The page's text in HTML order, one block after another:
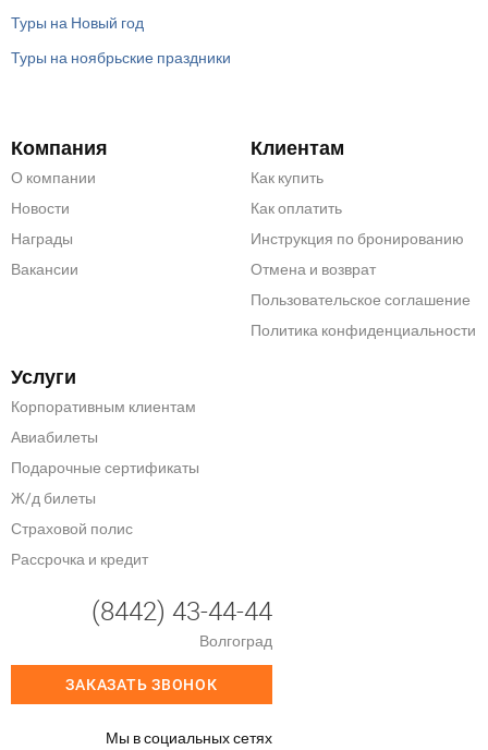
Туры на Новый год
Туры на ноябрьские праздники
Компания
О компании
Новости
Награды
Вакансии
Клиентам
Как купить
Как оплатить
Инструкция по бронированию
Отмена и возврат
Пользовательское соглашение
Политика конфиденциальности
Услуги
Корпоративным клиентам
Авиабилеты
Подарочные сертификаты
Ж/д билеты
Страховой полис
Рассрочка и кредит
(8442) 43-44-44
Волгоград
ЗАКАЗАТЬ ЗВОНОК
Мы в социальных сетях